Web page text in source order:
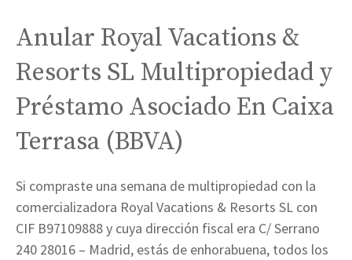
Anular Royal Vacations &
Resorts SL Multipropiedad y
Préstamo Asociado En Caixa
Terrasa (BBVA)
Si compraste una semana de multipropiedad con la
comercializadora Royal Vacations & Resorts SL con
CIF B97109888 y cuya dirección fiscal era C/ Serrano
240 28016 – Madrid, estás de enhorabuena, todos los